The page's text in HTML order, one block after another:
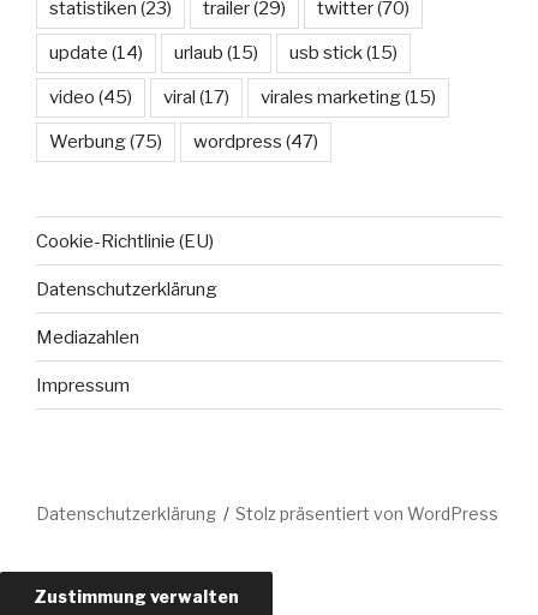
statistiken (23) trailer(29) twitter(70)
update (14) urlaub (15) usb stick(15)
video (45) viral (17) virales marketing(15)
Werbung(75) wordpress (47)
Cookie-Richtlinie (EU)
Datenschutzerklärung
Mediazahlen
Impressum
Datenschutzerklärung Stolz präsentiert von WordPress
Zustimmung verwalten